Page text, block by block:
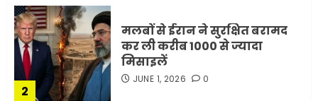
2
मलबों से ईरान ने सुरक्षित बरामद
कर ली करीब 1000 से ज्यादा
मिसाइलें
JUNE 1, 2026 0